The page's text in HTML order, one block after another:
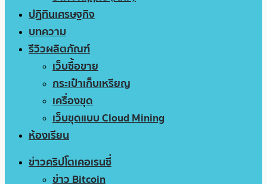
ปฏิทินเศรษฐกิจ
บทความ
รีวิวผลิตภัณฑ์
เว็บซื้อขาย
กระเป๋าเก็บเหรียญ
เครื่องขุด
เว็บขุดแบบ Cloud Mining
ห้องเรียน
ข่าวคริปโตเคอเรนซี่
ข่าว Bitcoin